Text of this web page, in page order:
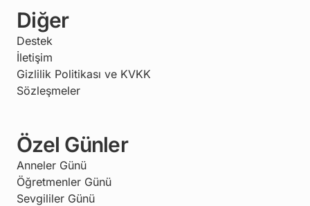
Diğer
Destek
İletişim
Gizlilik Politikası ve KVKK
Sözleşmeler
Özel Günler
Anneler Günü
Öğretmenler Günü
Sevgililer Günü